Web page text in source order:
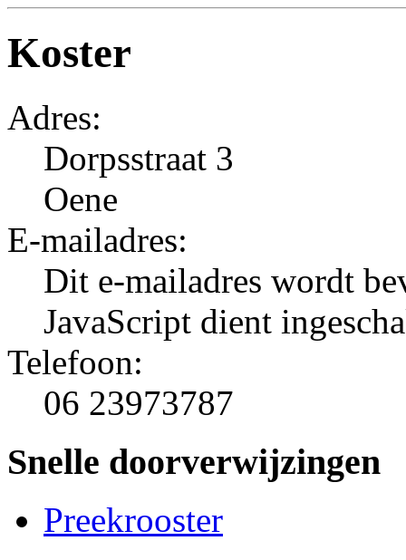
Koster
Adres:
Dorpsstraat 3
Oene
E-mailadres:
Dit e-mailadres wordt
JavaScript dient
Telefoon:
06 23973787
Snelle doorverwijzingen
Preekrooster